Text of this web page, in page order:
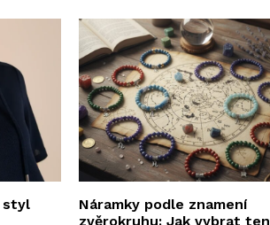
styl
Náramky podle znamení
zvěrokruhu: Jak vybrat ten